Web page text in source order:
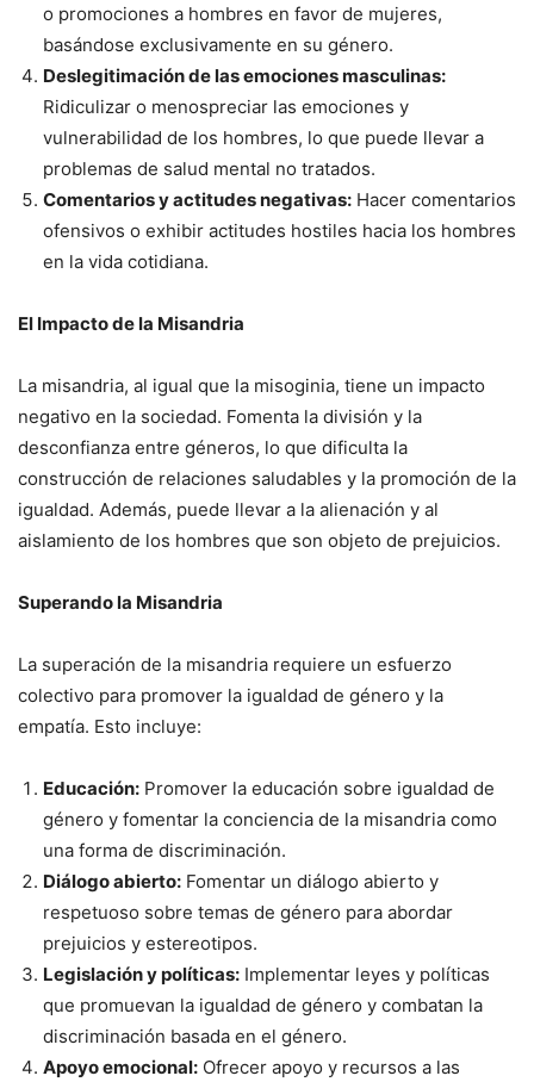
o promociones a hombres en favor de mujeres,
basándose exclusivamente en su género.
Deslegitimación de las emociones masculinas:
Ridiculizar o menospreciar las emociones y
vulnerabilidad de los hombres, lo que puede llevar a
problemas de salud mental no tratados.
Comentarios y actitudes negativas: Hacer comentarios
ofensivos o exhibir actitudes hostiles hacia los hombres
en la vida cotidiana.
El Impacto de la Misandria
La misandria, al igual que la misoginia, tiene un impacto
negativo en la sociedad. Fomenta la división y la
desconfianza entre géneros, lo que dificulta la
construcción de relaciones saludables y la promoción de la
igualdad. Además, puede llevar a la alienación y al
aislamiento de los hombres que son objeto de prejuicios.
Superando la Misandria
La superación de la misandria requiere un esfuerzo
colectivo para promover la igualdad de género y la
empatía. Esto incluye:
Educación: Promover la educación sobre igualdad de
género y fomentar la conciencia de la misandria como
una forma de discriminación.
Diálogo abierto: Fomentar un diálogo abierto y
respetuoso sobre temas de género para abordar
prejuicios y estereotipos.
Legislación y políticas: Implementar leyes y políticas
que promuevan la igualdad de género y combatan la
discriminación basada en el género.
Apoyo emocional: Ofrecer apoyo y recursos a las